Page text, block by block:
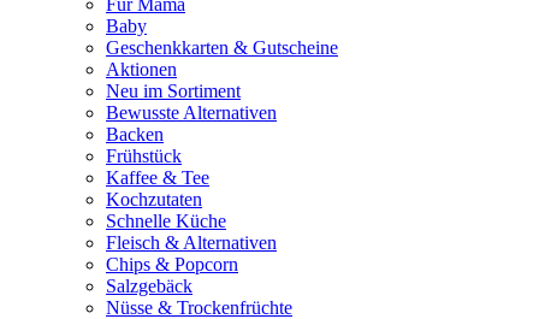
Für Mama
Baby
Geschenkkarten & Gutscheine
Aktionen
Neu im Sortiment
Bewusste Alternativen
Backen
Frühstück
Kaffee & Tee
Kochzutaten
Schnelle Küche
Fleisch & Alternativen
Chips & Popcorn
Salzgebäck
Nüsse & Trockenfrüchte